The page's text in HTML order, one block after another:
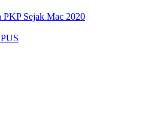
Sejak Mac 2020